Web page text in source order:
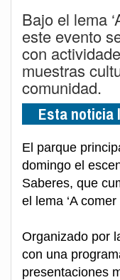
Bajo el lema
este evento
con
muestras
comunidad.
Esta noticia
El parque
domingo el
Saberes, que
el lema ‘A
Organizado por
con una
presentaciones